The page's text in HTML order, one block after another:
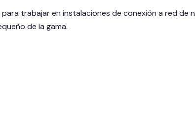
trabajar en instalaciones de conexión a red de
de la gama.